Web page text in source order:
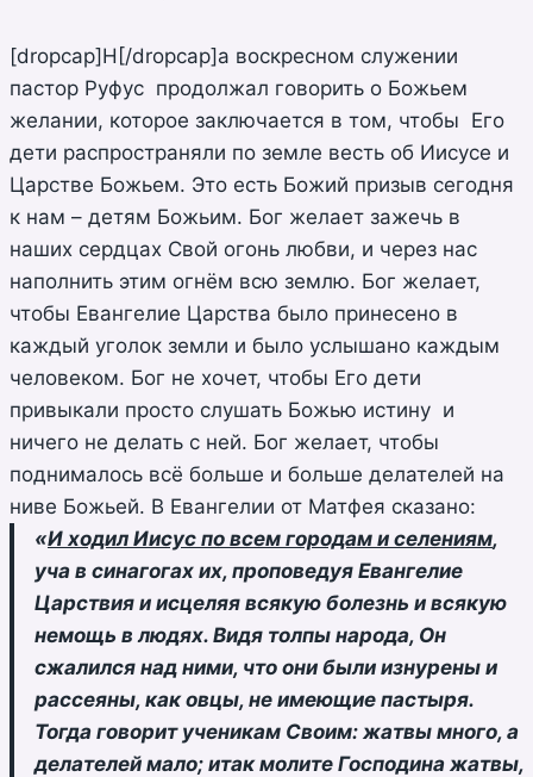
[dropcap]Н[/dropcap]а воскресном служении
пастор Руфус продолжал говорить о Божьем
желании, которое заключается в том, чтобы Его
дети распространяли по земле весть об Иисусе и
Царстве Божьем. Это есть Божий призыв сегодня
к нам – детям Божьим. Бог желает зажечь в
наших сердцах Свой огонь любви, и через нас
наполнить этим огнём всю землю. Бог желает,
чтобы Евангелие Царства было принесено в
каждый уголок земли и было услышано каждым
человеком. Бог не хочет, чтобы Его дети
привыкали просто слушать Божью истину и
ничего не делать с ней. Бог желает, чтобы
поднималось всё больше и больше делателей на
ниве Божьей. В Евангелии от Матфея сказано:
«И ходил Иисус по всем городам и селениям,
уча в синагогах их, проповедуя Евангелие
Царствия и исцеляя всякую болезнь и всякую
немощь в людях. Видя толпы народа, Он
сжалился над ними, что они были изнурены и
рассеяны, как овцы, не имеющие пастыря.
Тогда говорит ученикам Своим: жатвы много, а
делателей мало; итак молите Господина жатвы,